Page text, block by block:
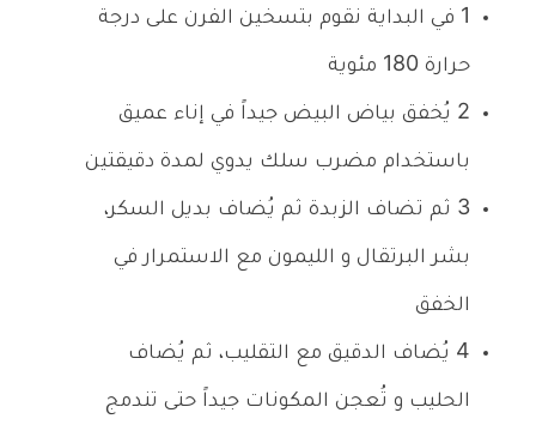
1 في البداية نقوم بتسخين الفرن على درجة
حرارة 180 مئوية
2 يُخفق بياض البيض جيداً في إناء عميق
باستخدام مضرب سلك يدوي لمدة دقيقتين
3 ثم تضاف الزبدة ثم يُضاف بديل السكر،
بشر البرتقال و الليمون مع الاستمرار في
الخفق
4 يُضاف الدقيق مع التقليب، ثم يُضاف
الحليب و تُعجن المكونات جيداً حتى تندمج